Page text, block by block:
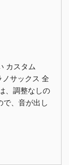
カスタム
サックス 全
、調整なしの
で、音が出し